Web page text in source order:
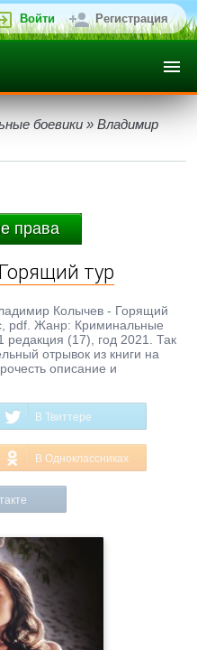
Войти Регистрация
боевики » Владимир
права
тур
Колычев - Горящий
pdf. Жанр: Криминальные
редакция (17), год 2021. Так
отрывок из книги на
описание и
В Твиттере
В Одноклассниках